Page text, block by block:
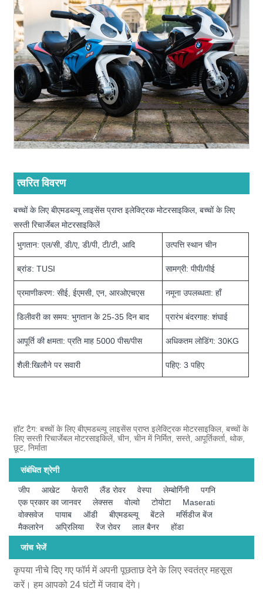
त्वरित विवरण
बच्चों के लिए बीएमडब्ल्यू लाइसेंस प्राप्त इलेक्ट्रिक मोटरसाइकिल, बच्चों के लिए
सस्ती रिचार्जेबल मोटरसाइकिलें
भुगतान: एल/सी, डी/ए, डी/पी, टी/टी, आदि उत्पत्ति स्थान चीन
ब्रांड: TUSI सामग्री: पीपी/पीई
प्रमाणीकरण: सीई, ईएमसी, एन, आरओएचएस नमूना उपलब्धता: हाँ
डिलीवरी का समय: भुगतान के 25-35 दिन बाद प्रारंभ बंदरगाह: शंघाई
आपूर्ति की क्षमता: प्रति माह 5000 पीस/पीस अधिकतम लोडिंग: 30KG
शैली:खिलौने पर सवारी पहिए: 3 पहिए
हॉट टैग: बच्चों के लिए बीएमडब्ल्यू लाइसेंस प्राप्त इलेक्ट्रिक मोटरसाइकिल, बच्चों के
लिए सस्ती रिचार्जेबल मोटरसाइकिलें, चीन, चीन में निर्मित, सस्ते, आपूर्तिकर्ता, थोक,
छूट, निर्माता
संबंधित श्रेणी
जीप आखेट फेरारी लैंड रोवर वेस्पा लेम्बोर्गिनी
पगनि
एक प्रकार का जानवर
लेक्सस वोल्वो टोयोटा
Maserati
वोक्सवेज
पायाब ऑडी बीएमडब्ल्यू बेंटले
मर्सिडीज बेंज
मैकलारेन
अप्रिलिया रेंज रोवर लाल बैनर होंडा
जांच भेजें
कृपया नीचे दिए गए फॉर्म में अपनी पूछताछ देने के लिए स्वतंत्र महसूस
करें। हम आपको 24 घंटों में जवाब देंगे।